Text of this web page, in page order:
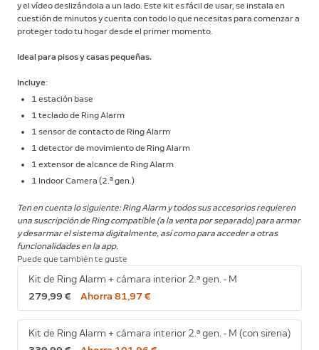
y el vídeo deslizándola a un lado. Este kit es fácil de usar, se instala en
cuestión de minutos y cuenta con todo lo que necesitas para comenzar a
proteger todo tu hogar desde el primer momento.
Ideal para pisos y casas pequeñas.
Incluye:
1 estación base
1 teclado de Ring Alarm
1 sensor de contacto de Ring Alarm
1 detector de movimiento de Ring Alarm
1 extensor de alcance de Ring Alarm
1 Indoor Camera (2.ª gen.)
Ten en cuenta lo siguiente: Ring Alarm y todos sus accesorios requieren
una suscripción de Ring compatible (a la venta por separado) para armar
y desarmar el sistema digitalmente, así como para acceder a otras
funcionalidades en la app.
Puede que también te guste
Kit de Ring Alarm + cámara interior 2.ª gen. - M
279,99 €
Ahorra 81,97 €
Kit de Ring Alarm + cámara interior 2.ª gen. - M (con sirena)